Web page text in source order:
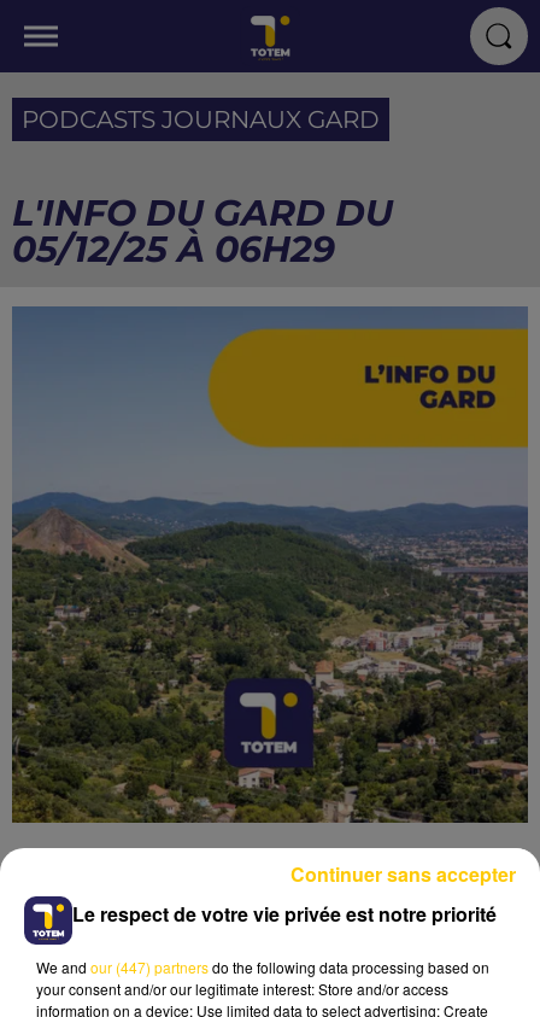
PODCASTS JOURNAUX GARD
L'INFO DU GARD DU
05/12/25 À 06H29
Lecture (4 min 6 sec)
Le respect de votre vie privée est notre priorité
We and our (447) partnersdo the following data processing based on
your consent and/or our legitimate interest: Store and/or access
information on a device; Use limited data to select advertising; Create
Continuer sans accepter